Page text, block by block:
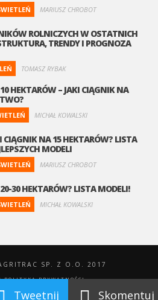
Tweetnij Skomentuj
MARIUSZ CHROBOT
ROLNICZYCH W OSTATNICH
TRENDY I PROGNOZA
TOMASZ RYBAK
HEKTARÓW – JAKI CIĄGNIK NA
MICHAŁ KOWALSKI
CIĄGNIK NA 15 HEKTARÓW? LISTA
MODELI
MARIUSZ CHROBOT
30 HEKTARÓW? LISTA MODELI!
MICHAŁ KOWALSKI
SP. Z O.O. 2017
POLITYKA PRYWATNOŚCI